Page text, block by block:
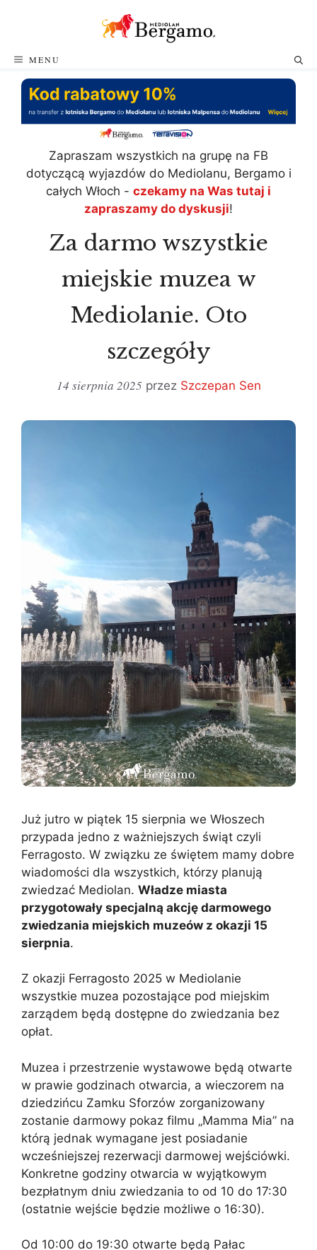
MENU
Zapraszam wszystkich na grupę na FB
dotyczącą wyjazdów do Mediolanu, Bergamo i
całych Włoch - czekamy na Was tutaj i
zapraszamy do dyskusji!
Za darmo wszystkie
miejskie muzea w
Mediolanie. Oto
szczegóły
14 sierpnia 2025 przez Szczepan Sen
Już jutro w piątek 15 sierpnia we Włoszech
przypada jedno z ważniejszych świąt czyli
Ferragosto. W związku ze świętem mamy dobre
wiadomości dla wszystkich, którzy planują
zwiedzać Mediolan. Władze miasta
przygotowały specjalną akcję darmowego
zwiedzania miejskich muzeów z okazji 15
sierpnia.
Z okazji Ferragosto 2025 w Mediolanie
wszystkie muzea pozostające pod miejskim
zarządem będą dostępne do zwiedzania bez
opłat.
Muzea i przestrzenie wystawowe będą otwarte
w prawie godzinach otwarcia, a wieczorem na
dziedzińcu Zamku Sforzów zorganizowany
zostanie darmowy pokaz filmu „Mamma Mia” na
którą jednak wymagane jest posiadanie
wcześniejszej rezerwacji darmowej wejściówki.
Konkretne godziny otwarcia w wyjątkowym
bezpłatnym dniu zwiedzania to od 10 do 17:30
(ostatnie wejście będzie możliwe o 16:30).
Od 10:00 do 19:30 otwarte będą Pałac